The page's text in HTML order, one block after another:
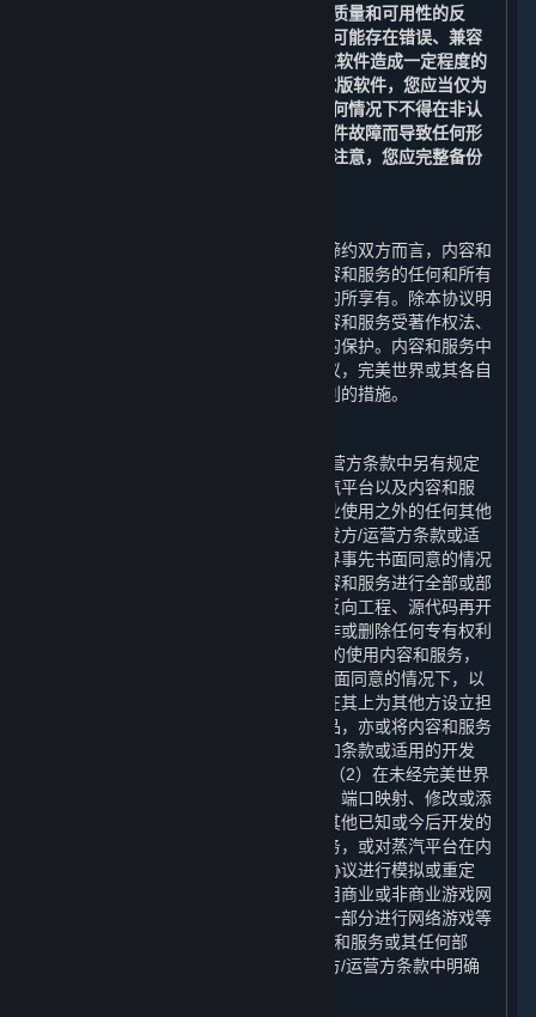
以及其关联方提供有关测试版软件的质量和可用性的反
馈；测试版软件并非最终版本，因此可能存在错误、兼容
性问题，或对您的计算机、数据和/或软件造成一定程度的
损坏。如果您选择安装和/或使用测试版软件，您应当仅为
测试和改进软件的目的使用，且在任何情况下不得在非认
可的系统上使用或在可能因测试版软件故障而导致任何形
式损害之情形下使用。此外，请特别注意，您应完整备份
受限于许可方协议的规定，对于本协议缔约双方而言，内容和
服务的所有权和相关知识产权，以及内容和服务的任何和所有
副本，由完美世界为运营蒸汽平台之目的所享有。除本协议明
确说明外，完美世界保留所有权利。内容和服务受著作权法、
国际版权条约和公约以及其他适用法律的保护。内容和服务中
包含某些被许可的内容，如您违反本协议，完美世界或其各自
关联方以及许可方可能会采取保护其权利的措施。
除本协议、附加条款或适用的开发方/运营方条款中另有规定
外，您不得将内容和服务用于除访问蒸汽平台以及内容和服
务、以及对内容和服务进行个人的非商业使用之外的任何其他
目的。除本协议、附加条款或适用的开发方/运营方条款或适
用的法律另有规定外，在未取得完美世界事先书面同意的情况
下，您不可以对通过蒸汽平台获得的内容和服务进行全部或部
分地复制、复印、出版、分发、翻译、反向工程、源代码再开
发、修改、拆解、反编译、衍生作品创作或删除任何专有权利
声明或标签。 您有权为您个人使用之目的使用内容和服务，
但您不得：（1）在未经完美世界事先书面同意的情况下，以
任何方式向其他方出售内容或服务，或在其上为其他方设立担
保，或向其他方转让内容和服务的复制品，亦或将内容和服务
出租或许可给他人使用，但本协议、附加条款或适用的开发
方/运营方条款中明确允许的情况除外；（2）在未经完美世界
事先书面同意的情况下，通过模拟协议、端口映射、修改或添
加内容和服务的组件、使用应用程序或其他已知或今后开发的
技术，为内容和服务搭建或提供匹配服务，或对蒸汽平台在内
容和服务的任何网络功能中使用的通信协议进行模拟或重定
向，用于在互联网上进行网络游戏、利用商业或非商业游戏网
络或作为内容聚合网络、网站或服务的一部分进行网络游戏等
用途；或（3）为任何商业目的利用内容和服务或其任何部
分，但本协议、附加条款或适用的开发方/运营方条款中明确